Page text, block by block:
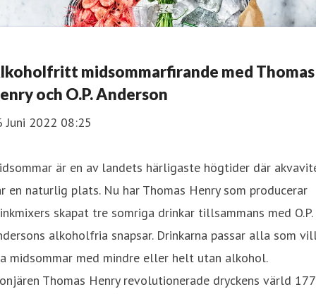
midsommarfirande med Thomas
och O.P. Anderson
Juni 2022 08:25
är en av landets härligaste högtider där
en naturlig plats. Nu har Thomas Henry som producerar
skapat tre somriga drinkar tillsammans med O.P.
alkoholfria snapsar. Drinkarna passar alla som
midsommar med mindre eller helt utan alkohol.
Thomas Henry revolutionerade dryckens värld